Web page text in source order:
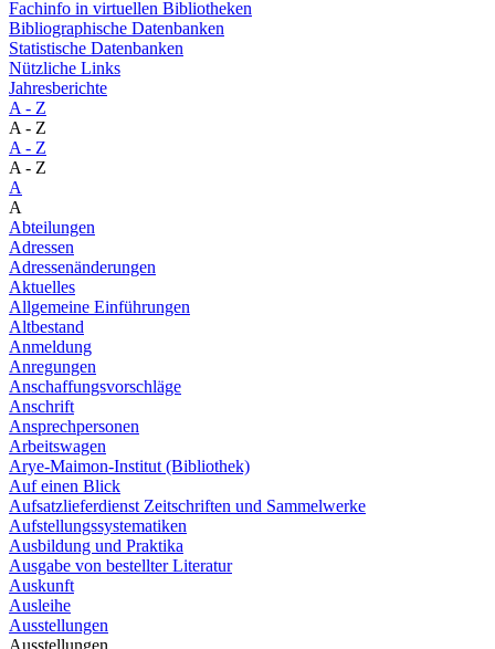
Fachinfo in virtuellen Bibliotheken
Bibliographische Datenbanken
Statistische Datenbanken
Nützliche Links
Jahresberichte
A - Z
A - Z
A - Z
A - Z
A
A
Abteilungen
Adressen
Adressenänderungen
Aktuelles
Allgemeine Einführungen
Altbestand
Anmeldung
Anregungen
Anschaffungsvorschläge
Anschrift
Ansprechpersonen
Arbeitswagen
Arye-Maimon-Institut (Bibliothek)
Auf einen Blick
Aufsatzlieferdienst Zeitschriften und Sammelwerke
Aufstellungssystematiken
Ausbildung und Praktika
Ausgabe von bestellter Literatur
Auskunft
Ausleihe
Ausstellungen
Ausstellungen